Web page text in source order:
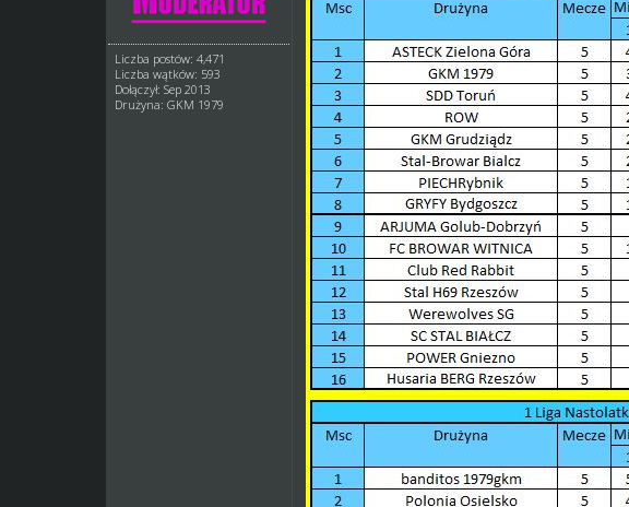
Liczba postów: 4,471
Liczba wątków: 593
Dołączył: Sep 2013
Drużyna: GKM 1979